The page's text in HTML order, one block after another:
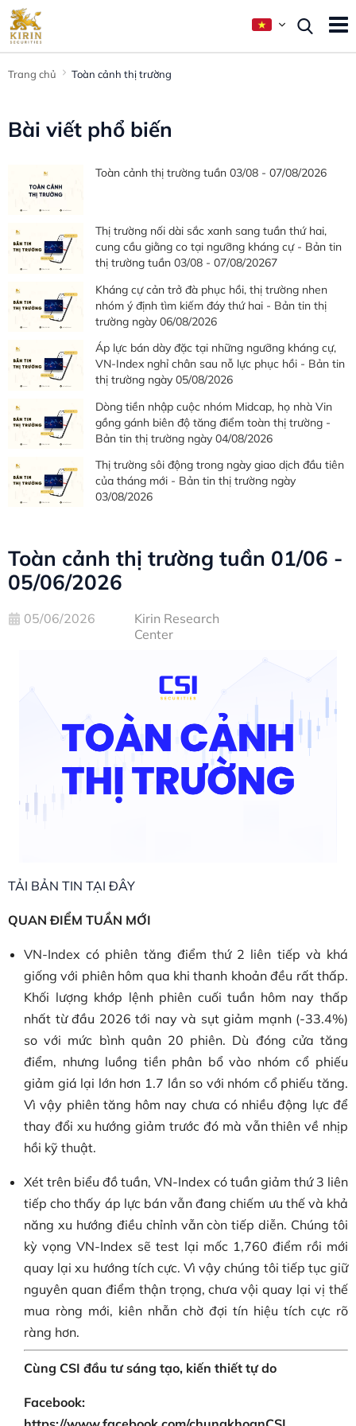
Trang chủ Toàn cảnh thị trường
Toàn cảnh thị trường tuần 01/06 -
05/06/2026
05/06/2026
Kirin Research
Center
TẢI BẢN TIN TẠI ĐÂY
QUAN ĐIỂM TUẦN MỚI
VN-Index có phiên tăng điểm thứ 2 liên tiếp và khá
giống với phiên hôm qua khi thanh khoản đều rất thấp.
Khối lượng khớp lệnh phiên cuối tuần hôm nay thấp
nhất từ đầu 2026 tới nay và sụt giảm mạnh (-33.4%)
so với mức bình quân 20 phiên. Dù đóng cửa tăng
điểm, nhưng luồng tiền phân bổ vào nhóm cổ phiếu
giảm giá lại lớn hơn 1.7 lần so với nhóm cổ phiếu tăng.
Vì vậy phiên tăng hôm nay chưa có nhiều động lực để
thay đổi xu hướng giảm trước đó mà vẫn thiên về nhịp
hồi kỹ thuật.
Xét trên biểu đồ tuần, VN-Index có tuần giảm thứ 3 liên
tiếp cho thấy áp lực bán vẫn đang chiếm ưu thế và khả
năng xu hướng điều chỉnh vẫn còn tiếp diễn. Chúng tôi
kỳ vọng VN-Index sẽ test lại mốc 1,760 điểm rồi mới
quay lại xu hướng tích cực. Vì vậy chúng tôi tiếp tục giữ
nguyên quan điểm thận trọng, chưa vội quay lại vị thế
mua ròng mới, kiên nhẫn chờ đợi tín hiệu tích cực rõ
ràng hơn.
Cùng CSI đầu tư sáng tạo, kiến thiết tự do
Facebook:
Bài viết phổ biến
Toàn cảnh thị trường tuần 03/08 - 07/08/2026
Thị trường nối dài sắc xanh sang tuần thứ hai,
cung cầu giằng co tại ngưỡng kháng cự - Bản tin
thị trường tuần 03/08 - 07/08/20267
Kháng cự cản trở đà phục hồi, thị trường nhen
nhóm ý định tìm kiếm đáy thứ hai - Bản tin thị
trường ngày 06/08/2026
Áp lực bán dày đặc tại những ngưỡng kháng cự,
VN-Index nghỉ chân sau nỗ lực phục hồi - Bản tin
thị trường ngày 05/08/2026
Dòng tiền nhập cuộc nhóm Midcap, họ nhà Vin
gồng gánh biên độ tăng điểm toàn thị trường -
Bản tin thị trường ngày 04/08/2026
Thị trường sôi động trong ngày giao dịch đầu tiên
của tháng mới - Bản tin thị trường ngày
03/08/2026